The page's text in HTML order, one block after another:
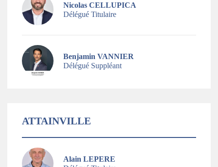
Nicolas CELLUPICA
Délégué Titulaire
Benjamin VANNIER
Délégué Suppléant
ATTAINVILLE
Alain LEPERE